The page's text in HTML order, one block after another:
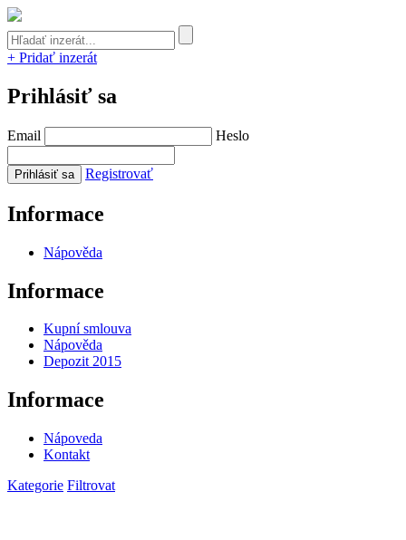
+ Pridať inzerát
Prihlásiť sa
Email Heslo
Registrovať
Informace
Nápověda
Informace
Kupní smlouva
Nápověda
Depozit 2015
Informace
Nápoveda
Kontakt
Kategorie Filtrovat